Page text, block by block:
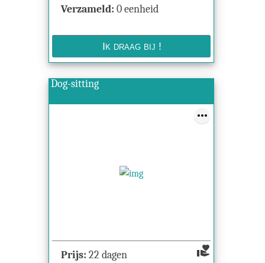
Verzameld: 0 eenheid
Dog-sitting
volunteer_activism
Prijs: 22 dagen